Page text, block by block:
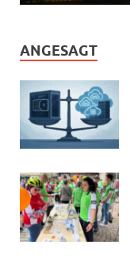
ANGESAGT